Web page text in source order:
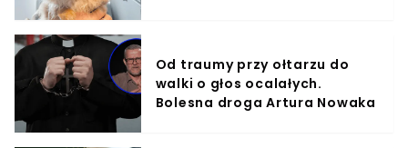
Od traumy przy ołtarzu do
walki o głos ocalałych.
Bolesna droga Artura Nowaka